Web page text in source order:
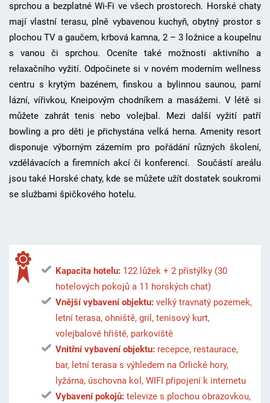
sprchou a bezplatné Wi-Fi ve všech prostorech. Horské chaty
mají vlastní terasu, plně vybavenou kuchyň, obytný prostor s
plochou TV a gaučem, krbová kamna, 2 – 3 ložnice a koupelnu
s vanou či sprchou. Oceníte také možnosti aktivního a
relaxačního vyžití. Odpočinete si v novém moderním wellness
centru s krytým bazénem, finskou a bylinnou saunou, parní
lázní, vířivkou, Kneipovým chodníkem a masážemi. V létě si
můžete zahrát tenis nebo volejbal. Mezi další vyžití patří
bowling a pro děti je přichystána velká herna. Amenity resort
disponuje výborným zázemím pro pořádání různých školení,
vzdělávacích a firemních akcí či konferencí. Součástí areálu
jsou také Horské chaty, kde se můžete užít dostatek soukromi
se službami špičkového hotelu.
Kapacita hotelu:122 lůžek + 2 přistýlky (30
hotelových pokojů a 11 horských chat)
Vnější vybavení objektu:velký travnatý pozemek,
letní terasa, ohniště, gril, tenisový kurt,
volejbalové hřiště, parkoviště
Vnitřní vybavení objektu:recepce, restaurace,
bar, letní terasa s výhledem na Orlické hory,
lyžárna, úschovna kol, WIFI připojení k internetu
Vybavení pokojů: televize s plochou obrazovkou,